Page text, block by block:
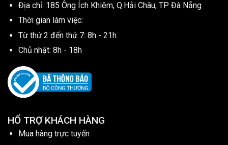
Địa chỉ: 185 Ông Ích Khiêm, Q.Hải Châu, TP Đà Nẵng
Thời gian làm việc:
Từ thứ 2 đến thứ 7: 8h - 21h
Chủ nhật: 8h - 18h
HỔ TRỢ KHÁCH HÀNG
Mua hàng trực tuyến